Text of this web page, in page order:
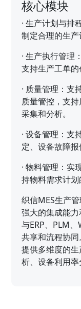
核心模块
·生产计划与排
制定合理的生产
·生产执行管理
支持生产工单的
· 质量管理：支
质量管控，支
采集和分析。
·设备管理：支
定、设备故障报
·物料管理：实
持物料需求计划
织信MES生产
强大的集成能
与ERP、PLM
共享和流程协
提供多维度的
析、设备利用率